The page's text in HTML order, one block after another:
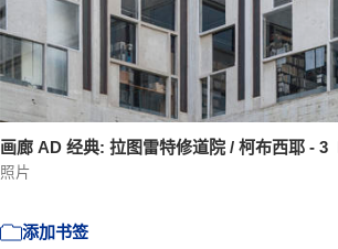
画廊 AD 经典: 拉图雷特修道院 / 柯布西耶 - 3
照片
添加书签